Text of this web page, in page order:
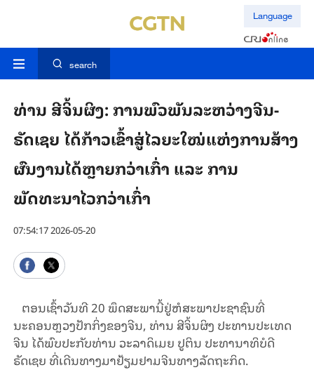
Language
search
ທ່ານ ສີຈິ້ນຜິງ: ການພົວພັນລະຫວ່າງຈີນ-
ຣັດເຊຍ ໄດ້ກ້າວເຂົ້າສູ່ໄລຍະໃໝ່ແຫ່ງການສ້າງ
ຜົນງານໄດ້ຫຼາຍກວ່າເກົ່າ ແລະ ການ
ພັດທະນາໄວກວ່າເກົ່າ
07:54:17 2026-05-20
ຕອນເຊົ້າວັນທີ 20 ພຶດສະພານີ້ຢູ່ຫໍສະພາປະຊາຊົນທີ່
ນະຄອນຫຼວງປັກກິ່ງຂອງຈີນ, ທ່ານ ສີຈິ້ນຜິງ ປະທານປະເທດ
ຈີນ ໄດ້ພົບປະກັບທ່ານ ວະລາດິເມຍ ປູຕິນ ປະທານາທິບໍດີ
ຣັດເຊຍ ທີ່ເດີນທາງມາຢ້ຽມຢາມຈີນທາງລັດຖະກິດ.